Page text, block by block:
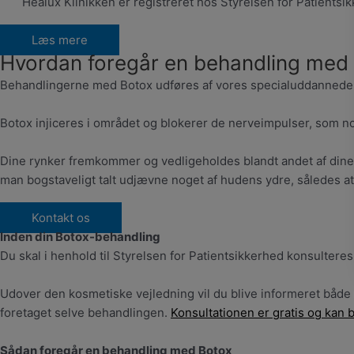
Læs mere
Hvordan foregår en behandling med
Behandlingerne med Botox udføres af vores
Botox injiceres i området og blokerer de nerveimpulser, som
Dine rynker fremkommer og vedligeholdes blandt andet af
man bogstaveligt talt udjævne noget af hudens ydre, således
Kontakt os
Inden din Botox-behandling
Du skal i henhold til Styrelsen for Patientsikkerhed
Udover den kosmetiske vejledning vil du blive informeret
foretaget selve behandlingen. Konsultationen er gratis og kan
Sådan foregår en behandling med Botox